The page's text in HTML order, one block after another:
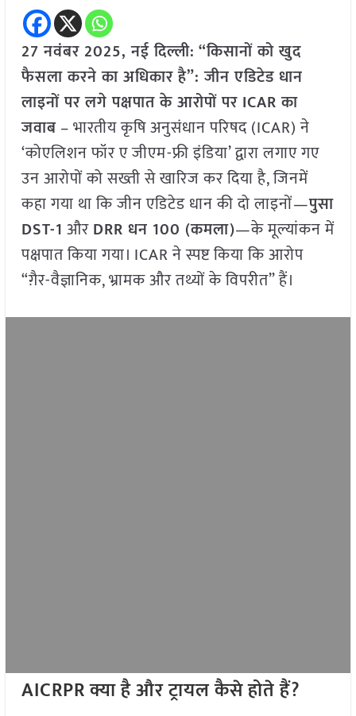
27 नवंबर 2025, नई दिल्ली: “किसानों को खुद
फैसला करने का अधिकार है”: जीन एडिटेड धान
लाइनों पर लगे पक्षपात के आरोपों पर ICAR का
जवाब– भारतीय कृषि अनुसंधान परिषद (ICAR) ने
‘कोएलिशन फॉर ए जीएम-फ्री इंडिया’ द्वारा लगाए गए
उन आरोपों को सख्ती से खारिज कर दिया है, जिनमें
कहा गया था कि जीन एडिटेड धान की दो लाइनों—पुसा
DST-1 औरDRR धन 100 (कमला)—के मूल्यांकन में
पक्षपात किया गया। ICAR ने स्पष्ट किया कि आरोप
“ग़ैर-वैज्ञानिक, भ्रामक और तथ्यों के विपरीत” हैं।
AICRPR क्या है और ट्रायल कैसे होते हैं?